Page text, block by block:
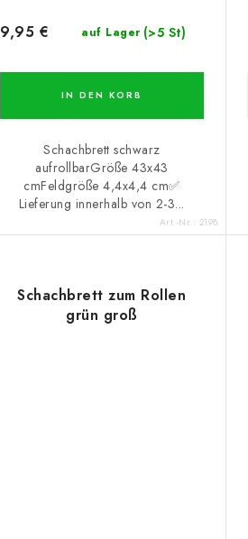
i
e
u
n
g
auf Lager (>5 St)
9,95 €
IN DEN KORB
Schachbrett schwarz
aufrollbarGröße 43x43
cmFeldgröße 4,4x4,4 cm✅
Lieferung innerhalb von 2-3...
Art.-Nr.: 2198
Schachbrett zum Rollen
grün groß